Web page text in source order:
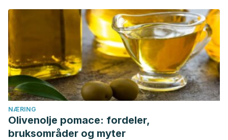
NÆRING
Olivenolje pomace: fordeler,
bruksområder og myter